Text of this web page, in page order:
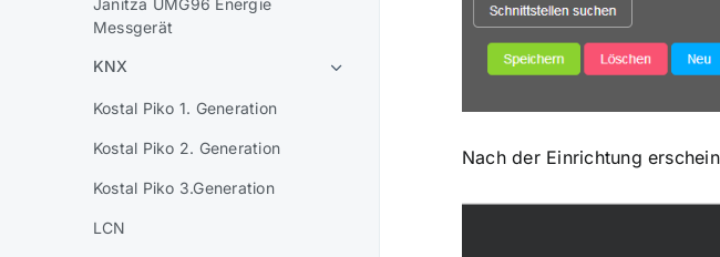
Janitza UMG96 Energie
Messgerät
KNX
Kostal Piko 1. Generation
Kostal Piko 2. Generation
Kostal Piko 3.Generation
LCN
Nach der Einrichtung